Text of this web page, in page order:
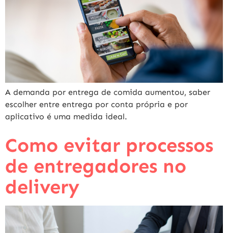
A demanda por entrega de comida aumentou, saber
escolher entre entrega por conta própria e por
aplicativo é uma medida ideal.
Como evitar processos
de entregadores no
delivery